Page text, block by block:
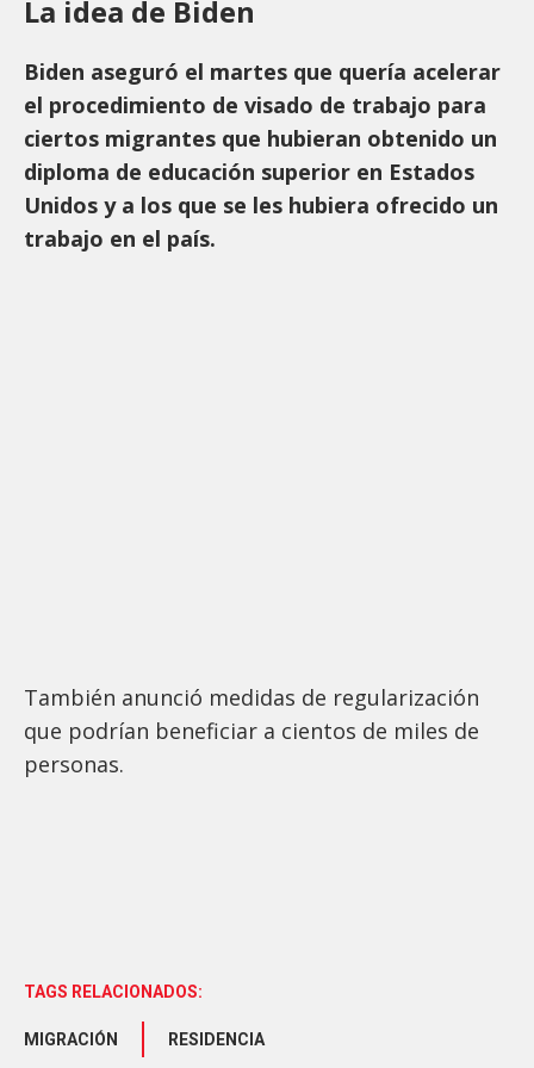
La idea de Biden
Biden aseguró el martes que quería acelerar
el procedimiento de visado de trabajo para
ciertos migrantes que hubieran obtenido un
diploma de educación superior en Estados
Unidos y a los que se les hubiera ofrecido un
trabajo en el país.
También anunció medidas de regularización
que podrían beneficiar a cientos de miles de
personas.
TAGS RELACIONADOS:
MIGRACIÓN RESIDENCIA